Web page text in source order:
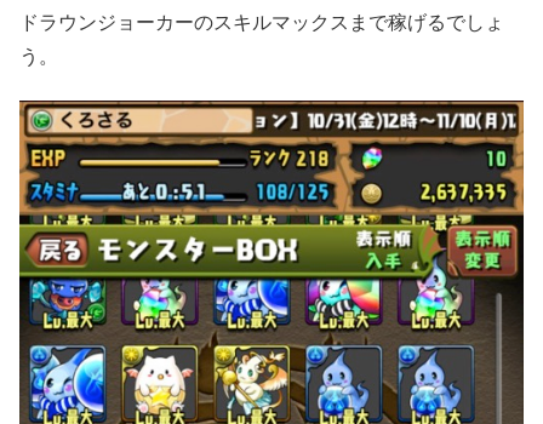
ドラウンジョーカーのスキルマックスまで稼げるでしょ
う。